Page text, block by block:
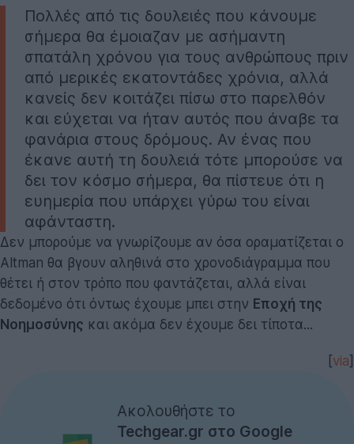
Πολλές από τις δουλειές που κάνουμε
σήμερα θα έμοιαζαν με ασήμαντη
σπατάλη χρόνου για τους ανθρώπους πριν
από μερικές εκατοντάδες χρόνια, αλλά
κανείς δεν κοιτάζει πίσω στο παρελθόν
και εύχεται να ήταν αυτός που άναβε τα
φανάρια στους δρόμους. Αν ένας που
έκανε αυτή τη δουλειά τότε μπορούσε να
δει τον κόσμο σήμερα, θα πίστευε ότι η
ευημερία που υπάρχει γύρω του είναι
αφάνταστη.
Δεν μπορούμε να γνωρίζουμε αν όσα οραματίζεται ο
Altman θα βγουν αληθινά στο χρονοδιάγραμμα που
θέτει ή στον τρόπο που φαντάζεται, αλλά είναι
δεδομένο ότι όντως έχουμε μπει στην Εποχή της
Νοημοσύνης και ακόμα δεν έχουμε δει τίποτα...
[via]
Ακολουθήστε το
Techgear.gr στο Google